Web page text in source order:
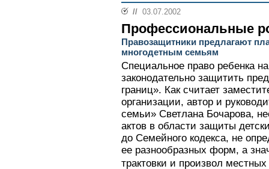
// 03.07.2002
Профессиональные
Правозащитники предлагают
многодетным семьям
Специальное право ребенка
законодательно защитить
границ». Как считает
организации, автор и
семьи» Светлана Бочарова,
актов в области защиты
до Семейного кодекса, не
ее разнообразных форм, а
трактовки и произвол